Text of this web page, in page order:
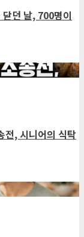
던 날, 700명이
전, 시니어의 식탁